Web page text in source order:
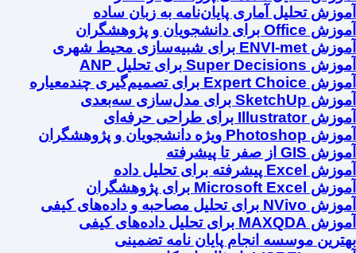
آموزش تحلیل آماری پایان‌نامه به زبان ساده
آموزش Office برای دانشجویان و پژوهشگران
آموزش ENVI-met برای شبیه‌سازی محیط شهری
آموزش Super Decisions برای تحلیل ANP
آموزش Expert Choice برای تصمیم‌گیری چندمعیاره
آموزش SketchUp برای مدل‌سازی سه‌بعدی
آموزش Illustrator برای طراحی حرفه‌ای
آموزش Photoshop ویژه دانشجویان و پژوهشگران
آموزش GIS از صفر تا پیشرفته
آموزش Excel پیشرفته برای تحلیل داده
آموزش Microsoft Excel برای پژوهشگران
آموزش NVivo برای تحلیل مصاحبه و داده‌های کیفی
آموزش MAXQDA برای تحلیل داده‌های کیفی
بهترین موسسه انجام پایان نامه تضمینی